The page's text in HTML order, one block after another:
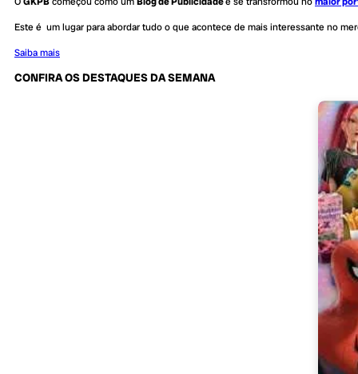
Este é um lugar para abordar tudo o que acontece de mais interessante no
Saiba mais
CONFIRA OS DESTAQUES DA SEMANA